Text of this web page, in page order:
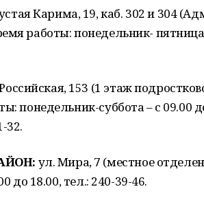
Карима, 19, каб. 302 и 304
работы: понедельник- пятница
153 (1 этаж
понедельник-суббота – с 09.00
32.
ул. Мира, 7 (местное
до 18.00, тел.: 240-39-46.